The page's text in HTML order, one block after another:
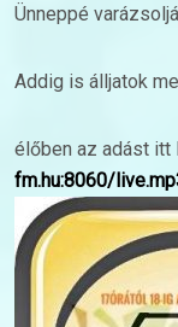
Ünneppé
Addig is álljatok
élőben az adást itt
fm.hu:8060/